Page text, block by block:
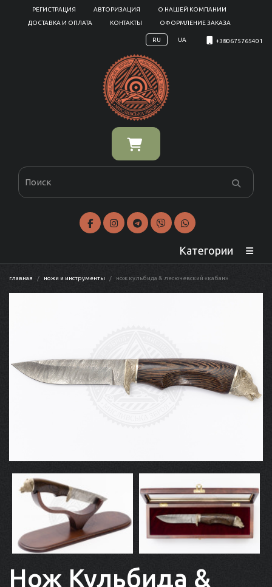
РЕГИСТРАЦИЯ АВТОРИЗАЦИЯ
О НАШЕЙ КОМПАНИИ
ДОСТАВКА И ОПЛАТА
КОНТАКТЫ ОФОРМЛЕНИЕ ЗАКАЗА
RU UA +380675765401
Категории
главная ножи и инструменты нож кульбида & лесючевский «кабан»
Нож Кульбида &